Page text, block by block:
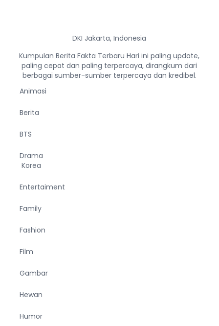
DKI Jakarta, Indonesia
Kumpulan Berita Fakta Terbaru Hari ini paling update,
paling cepat dan paling terpercaya, dirangkum dari
berbagai sumber-sumber terpercaya dan kredibel.
Animasi
Berita
BTS
Drama
Korea
Entertaiment
Family
Fashion
Film
Gambar
Hewan
Humor